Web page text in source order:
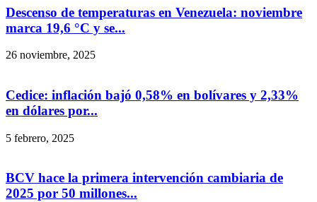
Descenso de temperaturas en Venezuela: noviembre
marca 19,6 °C y se...
26 noviembre, 2025
Cedice: inflación bajó 0,58% en bolívares y 2,33%
en dólares por...
5 febrero, 2025
BCV hace la primera intervención cambiaria de
2025 por 50 millones...